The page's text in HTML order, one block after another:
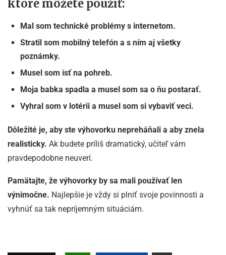
ktoré môžete použiť:
Mal som technické problémy s internetom.
Stratil som mobilný telefón a s ním aj všetky
poznámky.
Musel som ísť na pohreb.
Moja babka spadla a musel som sa o ňu postarať.
Vyhral som v lotérii a musel som si vybaviť veci.
Dôležité je, aby ste výhovorku nepreháňali a aby znela
realisticky. Ak budete príliš dramatický, učiteľ vám
pravdepodobne neuverí.
Pamätajte, že výhovorky by sa mali používať len
výnimočne. Najlepšie je vždy si plniť svoje povinnosti a
vyhnúť sa tak nepríjemným situáciám.